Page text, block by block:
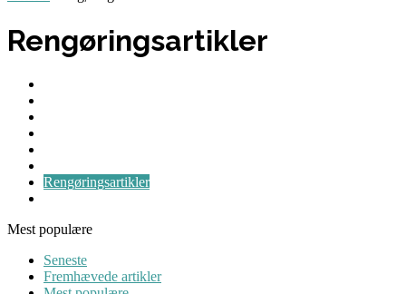
Rengøringsartikler
Rengøringsartikler
Mest populære
Seneste
Fremhævede artikler